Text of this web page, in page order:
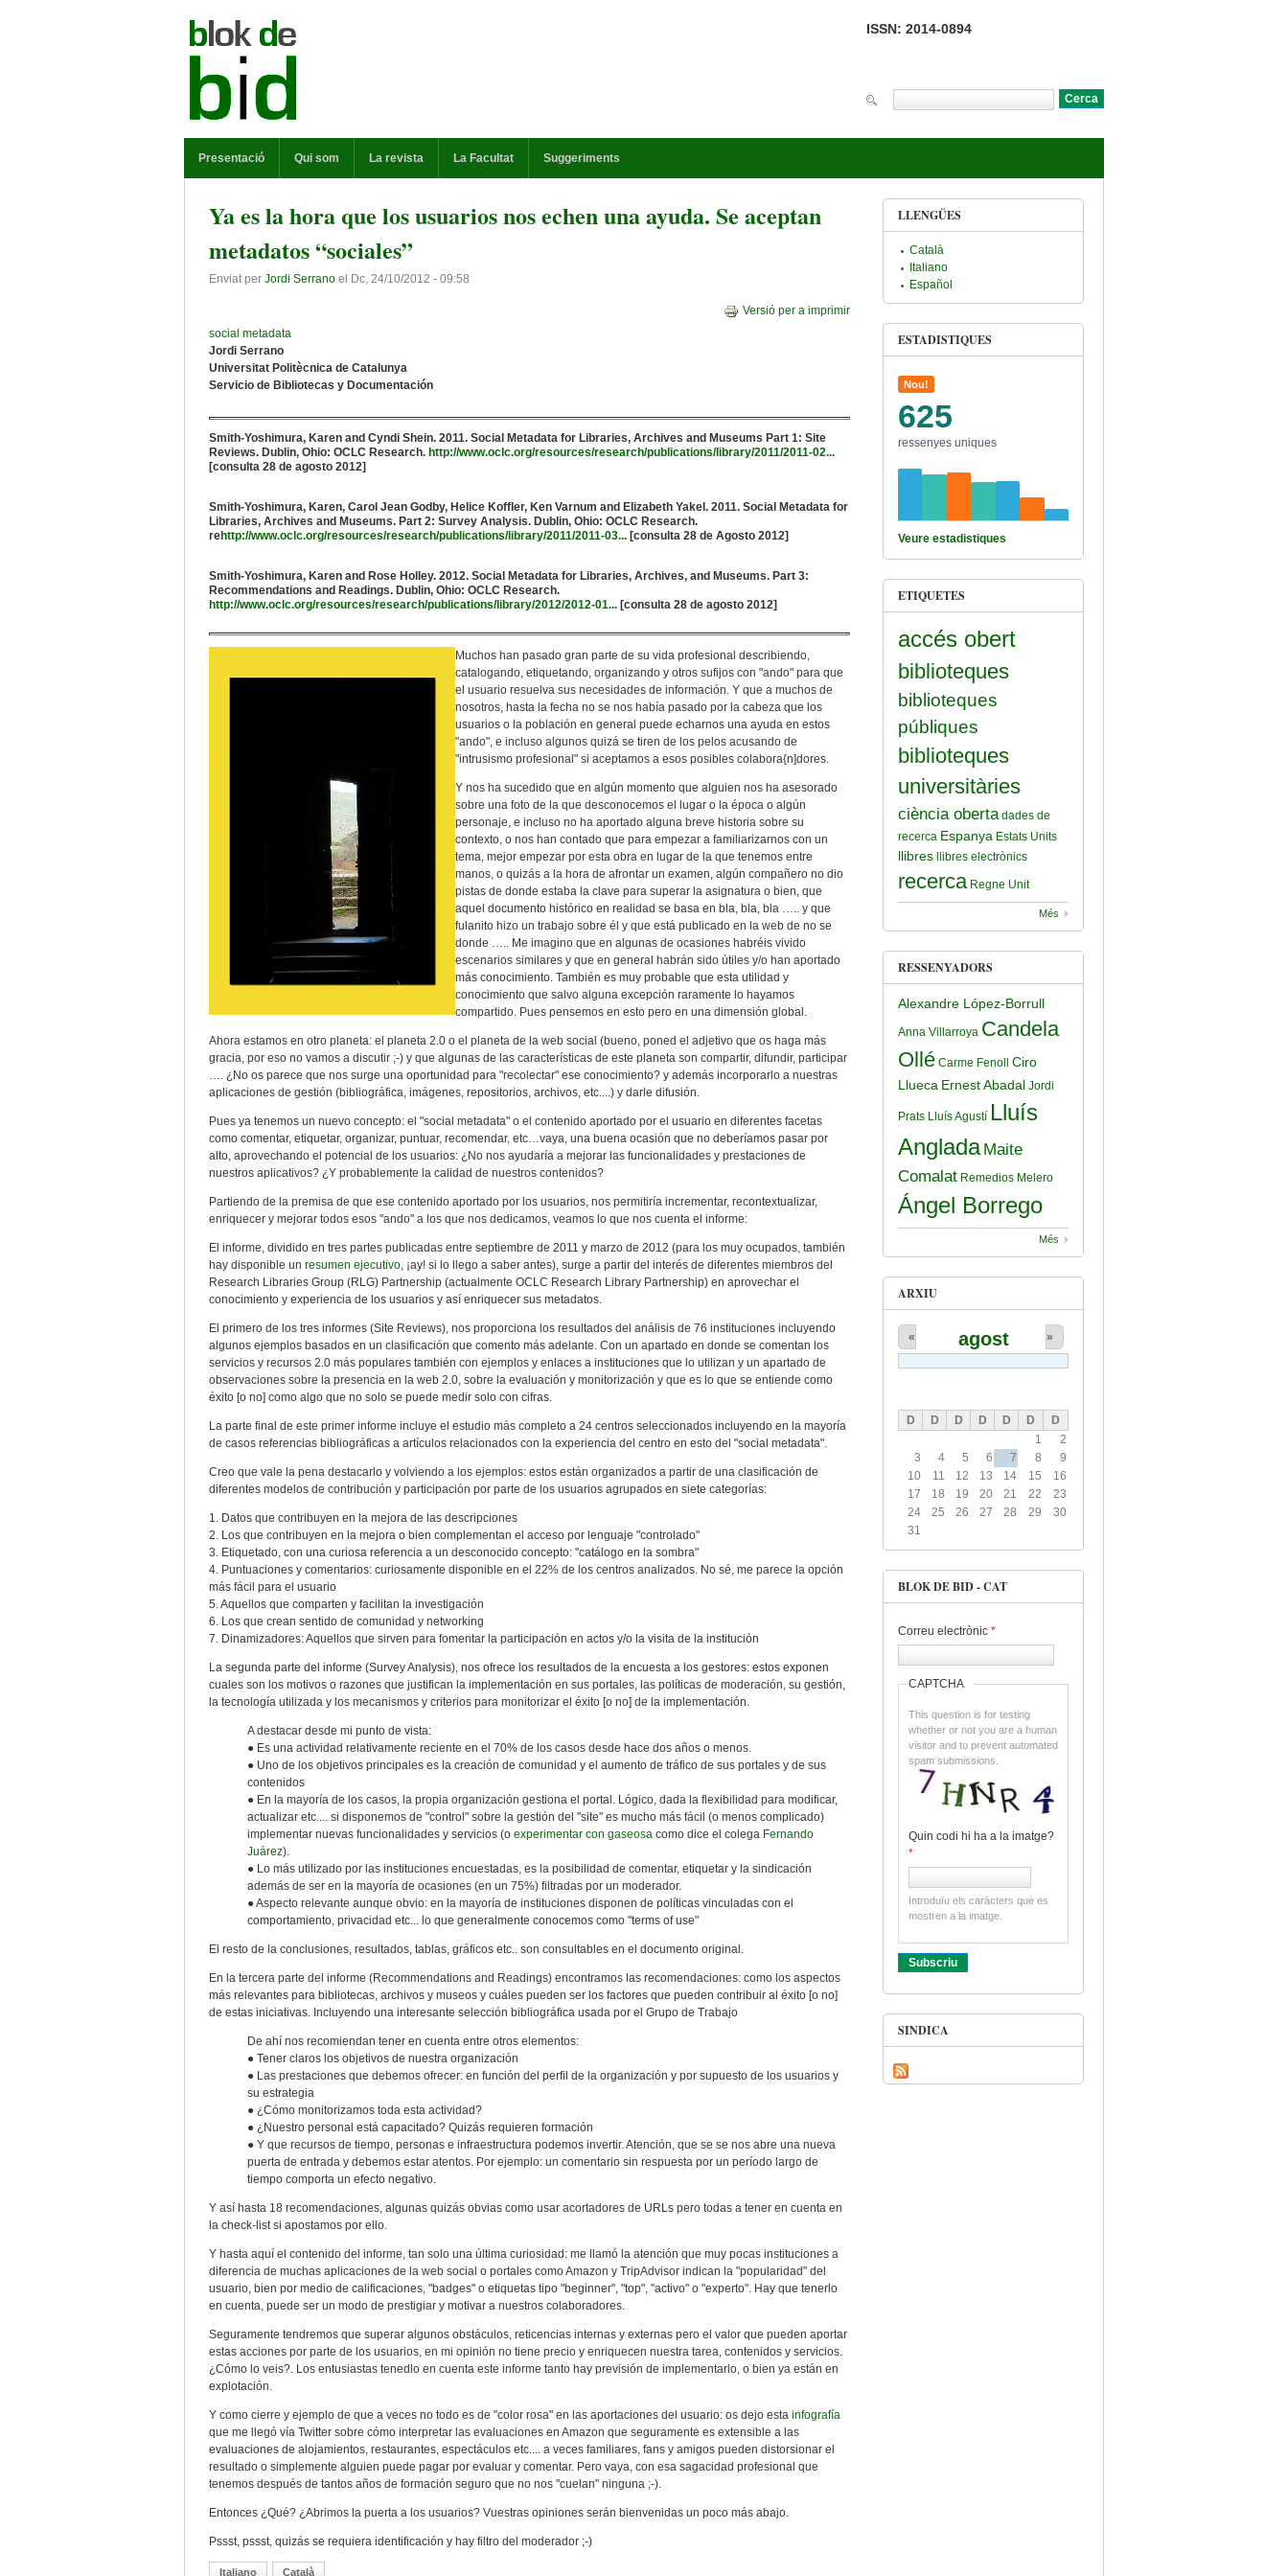
ISSN: 2014-0894
Presentació Qui som La revista La Facultat Suggeriments
Ya es la hora que los usuarios nos echen una ayuda. Se aceptan
metadatos “sociales”
Enviat per Jordi Serrano el Dc, 24/10/2012 - 09:58
Versió per a imprimir
social metadata
Jordi Serrano
Universitat Politècnica de Catalunya
Servicio de Bibliotecas y Documentación
Smith-Yoshimura, Karen and Cyndi Shein. 2011. Social Metadata for Libraries, Archives and Museums Part 1: Site
Reviews. Dublin, Ohio: OCLC Research. http://www.oclc.org/resources/research/publications/library/2011/2011-02...
[consulta 28 de agosto 2012]
Smith-Yoshimura, Karen, Carol Jean Godby, Helice Koffler, Ken Varnum and Elizabeth Yakel. 2011. Social Metadata for
Libraries, Archives and Museums. Part 2: Survey Analysis. Dublin, Ohio: OCLC Research.
rehttp://www.oclc.org/resources/research/publications/library/2011/2011-03... [consulta 28 de Agosto 2012]
Smith-Yoshimura, Karen and Rose Holley. 2012. Social Metadata for Libraries, Archives, and Museums. Part 3:
Recommendations and Readings. Dublin, Ohio: OCLC Research.
http://www.oclc.org/resources/research/publications/library/2012/2012-01... [consulta 28 de agosto 2012]
Muchos han pasado gran parte de su vida profesional describiendo,
catalogando, etiquetando, organizando y otros sufijos con "ando" para que
el usuario resuelva sus necesidades de información. Y que a muchos de
nosotros, hasta la fecha no se nos había pasado por la cabeza que los
usuarios o la población en general puede echarnos una ayuda en estos
"ando", e incluso algunos quizá se tiren de los pelos acusando de
"intrusismo profesional" si aceptamos a esos posibles colabora{n]dores.
Y nos ha sucedido que en algún momento que alguien nos ha asesorado
sobre una foto de la que desconocemos el lugar o la época o algún
personaje, e incluso no ha aportado alguna breve historia sobre su
contexto, o nos han contado que para empezar a familiarizarnos con un
tema, mejor empezar por esta obra en lugar de la que tenemos entre
manos, o quizás a la hora de afrontar un examen, algún compañero no dio
pistas de donde estaba la clave para superar la asignatura o bien, que
aquel documento histórico en realidad se basa en bla, bla, bla ….. y que
fulanito hizo un trabajo sobre él y que está publicado en la web de no se
donde ….. Me imagino que en algunas de ocasiones habréis vivido
escenarios similares y que en general habrán sido útiles y/o han aportado
más conocimiento. También es muy probable que esta utilidad y
conocimiento que salvo alguna excepción raramente lo hayamos
compartido. Pues pensemos en esto pero en una dimensión global.
Ahora estamos en otro planeta: el planeta 2.0 o el planeta de la web social (bueno, poned el adjetivo que os haga más
gracia, por eso no vamos a discutir ;-) y que algunas de las características de este planeta son compartir, difundir, participar
…. ¿No os parece que nos surge una oportunidad para "recolectar" ese conocimiento? y además incorporarlo a nuestras
aplicaciones de gestión (bibliográfica, imágenes, repositorios, archivos, etc....) y darle difusión.
Pues ya tenemos un nuevo concepto: el "social metadata" o el contenido aportado por el usuario en diferentes facetas
como comentar, etiquetar, organizar, puntuar, recomendar, etc…vaya, una buena ocasión que no deberíamos pasar por
alto, aprovechando el potencial de los usuarios: ¿No nos ayudaría a mejorar las funcionalidades y prestaciones de
nuestros aplicativos? ¿Y probablemente la calidad de nuestros contenidos?
Partiendo de la premisa de que ese contenido aportado por los usuarios, nos permitiría incrementar, recontextualizar,
enriquecer y mejorar todos esos "ando" a los que nos dedicamos, veamos lo que nos cuenta el informe:
El informe, dividido en tres partes publicadas entre septiembre de 2011 y marzo de 2012 (para los muy ocupados, también
hay disponible un resumen ejecutivo, ¡ay! si lo llego a saber antes), surge a partir del interés de diferentes miembros del
Research Libraries Group (RLG) Partnership (actualmente OCLC Research Library Partnership) en aprovechar el
conocimiento y experiencia de los usuarios y así enriquecer sus metadatos.
El primero de los tres informes (Site Reviews), nos proporciona los resultados del análisis de 76 instituciones incluyendo
algunos ejemplos basados en un clasificación que comento más adelante. Con un apartado en donde se comentan los
servicios y recursos 2.0 más populares también con ejemplos y enlaces a instituciones que lo utilizan y un apartado de
observaciones sobre la presencia en la web 2.0, sobre la evaluación y monitorización y que es lo que se entiende como
éxito [o no] como algo que no solo se puede medir solo con cifras.
La parte final de este primer informe incluye el estudio más completo a 24 centros seleccionados incluyendo en la mayoría
de casos referencias bibliográficas a artículos relacionados con la experiencia del centro en esto del "social metadata".
Creo que vale la pena destacarlo y volviendo a los ejemplos: estos están organizados a partir de una clasificación de
diferentes modelos de contribución y participación por parte de los usuarios agrupados en siete categorías:
1. Datos que contribuyen en la mejora de las descripciones
2. Los que contribuyen en la mejora o bien complementan el acceso por lenguaje "controlado"
3. Etiquetado, con una curiosa referencia a un desconocido concepto: "catálogo en la sombra"
4. Puntuaciones y comentarios: curiosamente disponible en el 22% de los centros analizados. No sé, me parece la opción
más fácil para el usuario
5. Aquellos que comparten y facilitan la investigación
6. Los que crean sentido de comunidad y networking
7. Dinamizadores: Aquellos que sirven para fomentar la participación en actos y/o la visita de la institución
La segunda parte del informe (Survey Analysis), nos ofrece los resultados de la encuesta a los gestores: estos exponen
cuales son los motivos o razones que justifican la implementación en sus portales, las políticas de moderación, su gestión,
la tecnología utilizada y los mecanismos y criterios para monitorizar el éxito [o no] de la implementación.
A destacar desde mi punto de vista:
● Es una actividad relativamente reciente en el 70% de los casos desde hace dos años o menos.
● Uno de los objetivos principales es la creación de comunidad y el aumento de tráfico de sus portales y de sus
contenidos
● En la mayoría de los casos, la propia organización gestiona el portal. Lógico, dada la flexibilidad para modificar,
actualizar etc.... si disponemos de "control" sobre la gestión del "site" es mucho más fácil (o menos complicado)
implementar nuevas funcionalidades y servicios (o experimentar con gaseosa como dice el colega Fernando
Juárez).
● Lo más utilizado por las instituciones encuestadas, es la posibilidad de comentar, etiquetar y la sindicación
además de ser en la mayoría de ocasiones (en un 75%) filtradas por un moderador.
● Aspecto relevante aunque obvio: en la mayoría de instituciones disponen de políticas vinculadas con el
comportamiento, privacidad etc... lo que generalmente conocemos como "terms of use"
El resto de la conclusiones, resultados, tablas, gráficos etc.. son consultables en el documento original.
En la tercera parte del informe (Recommendations and Readings) encontramos las recomendaciones: como los aspectos
más relevantes para bibliotecas, archivos y museos y cuáles pueden ser los factores que pueden contribuir al éxito [o no]
de estas iniciativas. Incluyendo una interesante selección bibliográfica usada por el Grupo de Trabajo
De ahí nos recomiendan tener en cuenta entre otros elementos:
● Tener claros los objetivos de nuestra organización
● Las prestaciones que debemos ofrecer: en función del perfil de la organización y por supuesto de los usuarios y
su estrategia
● ¿Cómo monitorizamos toda esta actividad?
● ¿Nuestro personal está capacitado? Quizás requieren formación
● Y que recursos de tiempo, personas e infraestructura podemos invertir. Atención, que se se nos abre una nueva
puerta de entrada y debemos estar atentos. Por ejemplo: un comentario sin respuesta por un período largo de
tiempo comporta un efecto negativo.
Y así hasta 18 recomendaciones, algunas quizás obvias como usar acortadores de URLs pero todas a tener en cuenta en
la check-list si apostamos por ello.
Y hasta aquí el contenido del informe, tan solo una última curiosidad: me llamó la atención que muy pocas instituciones a
diferencia de muchas aplicaciones de la web social o portales como Amazon y TripAdvisor indican la "popularidad" del
usuario, bien por medio de calificaciones, "badges" o etiquetas tipo "beginner", "top", "activo" o "experto". Hay que tenerlo
en cuenta, puede ser un modo de prestigiar y motivar a nuestros colaboradores.
Seguramente tendremos que superar algunos obstáculos, reticencias internas y externas pero el valor que pueden aportar
estas acciones por parte de los usuarios, en mi opinión no tiene precio y enriquecen nuestra tarea, contenidos y servicios.
¿Cómo lo veis?. Los entusiastas tenedlo en cuenta este informe tanto hay previsión de implementarlo, o bien ya están en
explotación.
Y como cierre y ejemplo de que a veces no todo es de "color rosa" en las aportaciones del usuario: os dejo esta infografía
que me llegó vía Twitter sobre cómo interpretar las evaluaciones en Amazon que seguramente es extensible a las
evaluaciones de alojamientos, restaurantes, espectáculos etc.... a veces familiares, fans y amigos pueden distorsionar el
resultado o simplemente alguien puede pagar por evaluar y comentar. Pero vaya, con esa sagacidad profesional que
tenemos después de tantos años de formación seguro que no nos "cuelan" ninguna ;-).
Entonces ¿Qué? ¿Abrimos la puerta a los usuarios? Vuestras opiniones serán bienvenidas un poco más abajo.
Pssst, pssst, quizás se requiera identificación y hay filtro del moderador ;-)
Italiano Català
LLENGÜES
Català
Italiano
Español
ESTADISTIQUES
Nou!
625
ressenyes uniques
Veure estadistiques
ETIQUETES
accés obert
biblioteques
biblioteques
públiques
biblioteques
universitàries
ciència oberta dades de
recerca Espanya Estats Units
llibres llibres electrònics
recerca Regne Unit
Més
RESSENYADORS
Alexandre López-Borrull
Anna Villarroya Candela
Ollé Carme Fenoll
Ciro
Llueca Ernest Abadal Jordi
Prats Lluís Agustí Lluís
Anglada Maite
Comalat Remedios Melero
Ángel Borrego
Més
ARXIU
agost
« »
D D D D D D
D
1
2
3
4 5 6 7 8
9
10
11 12 13 14 15
16
17
18 19 20 21 22
23
24
25 26 27 28 29
30
31
BLOK DE BID - CAT
Correu electrònic *
CAPTCHA
This question is for testing
whether or not you are a human
visitor and to prevent automated
spam submissions.
Quin codi hi ha a la imatge?
*
Introduïu els caràcters que es
mostren a la imatge.
SINDICA